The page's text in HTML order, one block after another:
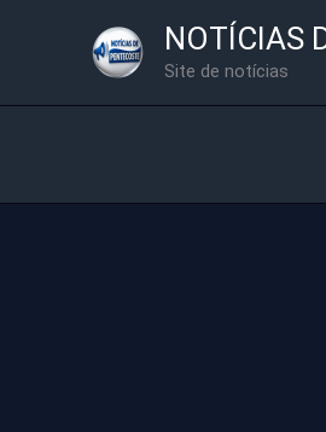
NOTÍCIAS
Site de notícias